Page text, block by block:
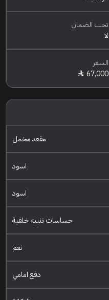
تحت الضمان
لا
السعر
67,000
مقعد مخمل
اسود
اسود
حساسات تنبيه خلفية
نعم
دفع امامي